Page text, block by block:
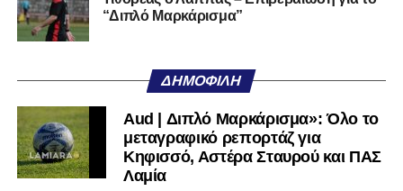
Ακολουθήστε τοlamiara.grστοGoogle Newsγια να
μαθαίνετε πρώτοι τα κυανόλευκα νέα στην Ελλάδα και τον
Twitterκαι στοInstagram
μαθαίνετε σε χρόνο dt όλα τα νέα.
“Διπλό Μαρκάρισμα”
ΔΗΜΟΦΙΛΉ
Aud | Διπλό Μαρκάρισμα»: Όλο το
μεταγραφικό ρεπορτάζ για
Κηφισσό, Αστέρα Σταυρού και ΠΑΣ
Λαμία